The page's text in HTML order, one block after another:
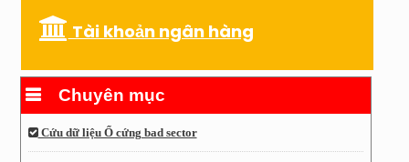
Tài khoản ngân hàng
Chuyên mục
Cứu dữ liệu Ổ cứng bad sector